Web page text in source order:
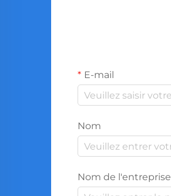
E-mail
Nom
Nom de l'entreprise